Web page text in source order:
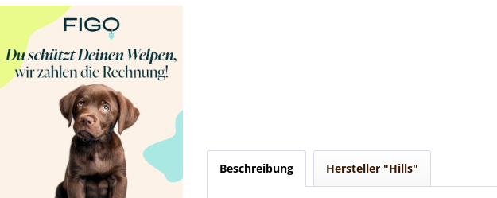
Beschreibung Hersteller "Hills"